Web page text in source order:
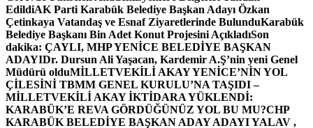
EdildiAK Parti Karabük Belediye Başkan Adayı Özkan
Çetinkaya Vatandaş ve Esnaf Ziyaretlerinde BulunduKarabük
Belediye Başkanı Bin Adet Konut Projesini AçıkladıSon
dakika: ÇAYLI, MHP YENİCE BELEDİYE BAŞKAN
ADAYIDr. Dursun Ali Yaşacan, Kardemir A.Ş’nin yeni Genel
Müdürü olduMİLLETVEKİLİ AKAY YENİCE’NİN YOL
ÇİLESİNİ TBMM GENEL KURULU’NA TAŞIDI –
MİLLETVEKİLİ AKAY İKTİDARA YÜKLENDİ:
KARABÜK’E REVA GÖRDÜĞÜNÜZ YOL BU MU?CHP
KARABÜK BELEDİYE BAŞKAN ADAY ADAYI YALAV ,